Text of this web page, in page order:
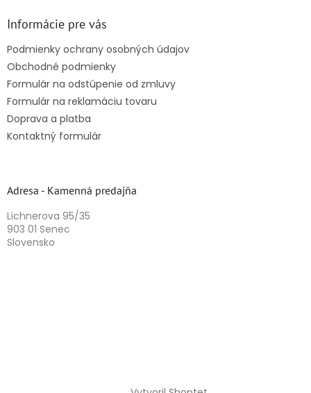
Informácie pre vás
Podmienky ochrany osobných údajov
Obchodné podmienky
Formulár na odstúpenie od zmluvy
Formulár na reklamáciu tovaru
Doprava a platba
Kontaktný formulár
Adresa - Kamenná predajňa
Lichnerova 95/35
903 01 Senec
Slovensko